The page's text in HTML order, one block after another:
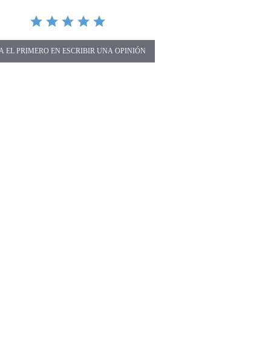
EL PRIMERO EN ESCRIBIR UNA OPINIÓN